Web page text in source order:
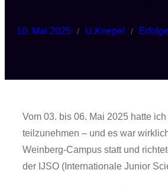
10. Mai 2025 / U.Knepel /
Vom 03. bis 06. Mai 2025 hatte
teilzunehmen – und es war
Weinberg-Campus statt und
der IJSO (Internationale Junior